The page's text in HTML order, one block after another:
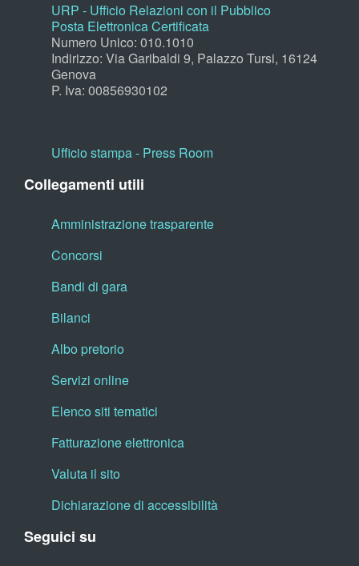
URP - Ufficio Relazioni con il Pubblico
Posta Elettronica Certificata
Numero Unico: 010.1010
Indirizzo: Via Garibaldi 9, Palazzo Tursi, 16124
Genova
P. Iva: 00856930102
Ufficio stampa - Press Room
Collegamenti utili
Amministrazione trasparente
Concorsi
Bandi di gara
Bilanci
Albo pretorio
Servizi online
Elenco siti tematici
Fatturazione elettronica
Valuta il sito
Dichiarazione di accessibilità
Seguici su